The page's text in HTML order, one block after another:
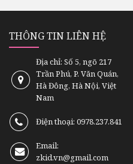
THÔNG TIN LIÊN HỆ
Địa chỉ: Số 5, ngõ 217
Trần Phú, P. Văn Quán,
Hà Đông, Hà Nội, Việt
Nam
Điện thoại: 0978.237.841
Email:
zkid.vn@gmail.com